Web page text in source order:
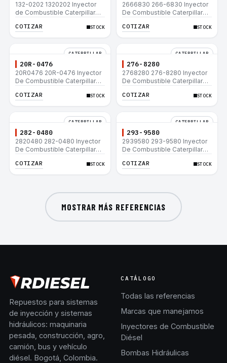
132-0202 1320202 Inyector
de Combustible Caterpillar®
3516C 854G 992G
COTIZAR STOCK
2666830 266-6830 Inyector
De Combustible Caterpillar®
COTIZAR STOCK
CATERPILLAR
20R-0476
20R0476 20R-0476 Inyector
De Combustible Caterpillar®
COTIZAR STOCK
CATERPILLAR
276-8280
2768280 276-8280 Inyector
De Combustible Caterpillar®
COTIZAR STOCK
CATERPILLAR
282-0480
2820480 282-0480 Inyector
De Combustible Caterpillar®
COTIZAR STOCK
CATERPILLAR
293-9580
2939580 293-9580 Inyector
De Combustible Caterpillar®
COTIZAR STOCK
MOSTRAR MÁS REFERENCIAS
Repuestos para sistemas
de inyección y sistemas
hidráulicos: maquinaria
pesada, construcción, agro,
camión, bus y vehículo
diésel. Bogotá, Colombia.
CATÁLOGO
Todas las referencias
Marcas que manejamos
Inyectores de Combustible
Diésel
Bombas Hidráulicas